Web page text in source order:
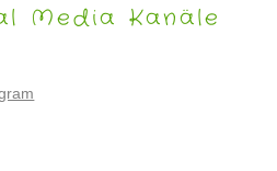
Media Kanäle